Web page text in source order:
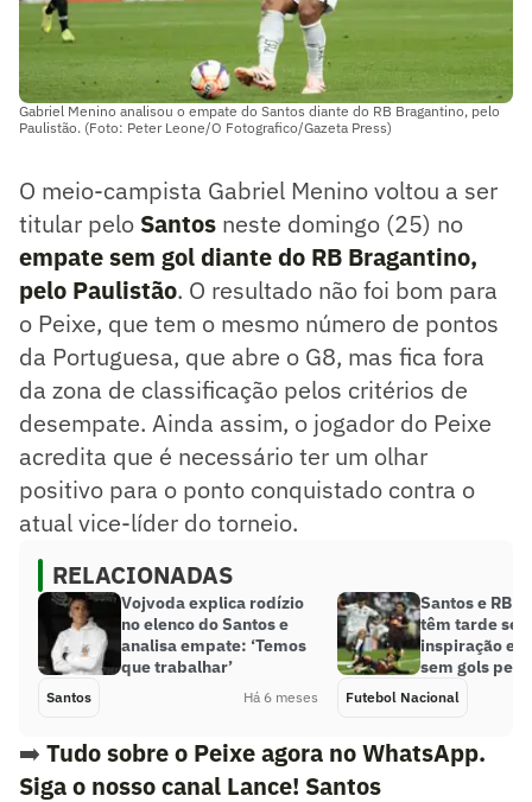
Gabriel Menino analisou o empate do Santos diante do RB Bragantino, pelo
Paulistão. (Foto: Peter Leone/O Fotografico/Gazeta Press)
O meio-campista Gabriel Menino voltou a ser
titular pelo Santos neste domingo (25) no
empate sem gol diante do RB Bragantino,
pelo Paulistão. O resultado não foi bom para
o Peixe, que tem o mesmo número de pontos
da Portuguesa, que abre o G8, mas fica fora
da zona de classificação pelos critérios de
desempate. Ainda assim, o jogador do Peixe
acredita que é necessário ter um olhar
positivo para o ponto conquistado contra o
atual vice-líder do torneio.
RELACIONADAS
Vojvoda explica rodízio
no elenco do Santos e
analisa empate: ‘Temos
que trabalhar’
Santos Há 6 meses
Santos e RB
têm tarde
inspiração e
sem gols
Futebol Nacional
➡️ Tudo sobre o Peixe agora no WhatsApp.
Siga o nosso canal Lance! Santos